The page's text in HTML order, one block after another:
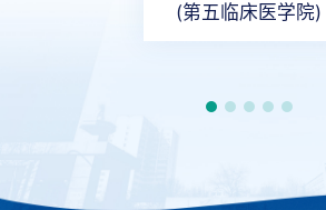
(第五临床医学院)